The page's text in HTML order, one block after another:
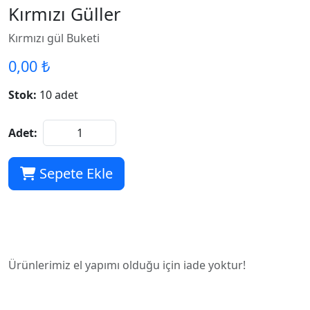
Kırmızı Güller
Kırmızı gül Buketi
0,00 ₺
Stok: 10 adet
Adet:
Sepete Ekle
Ürünlerimiz el yapımı olduğu için iade yoktur!